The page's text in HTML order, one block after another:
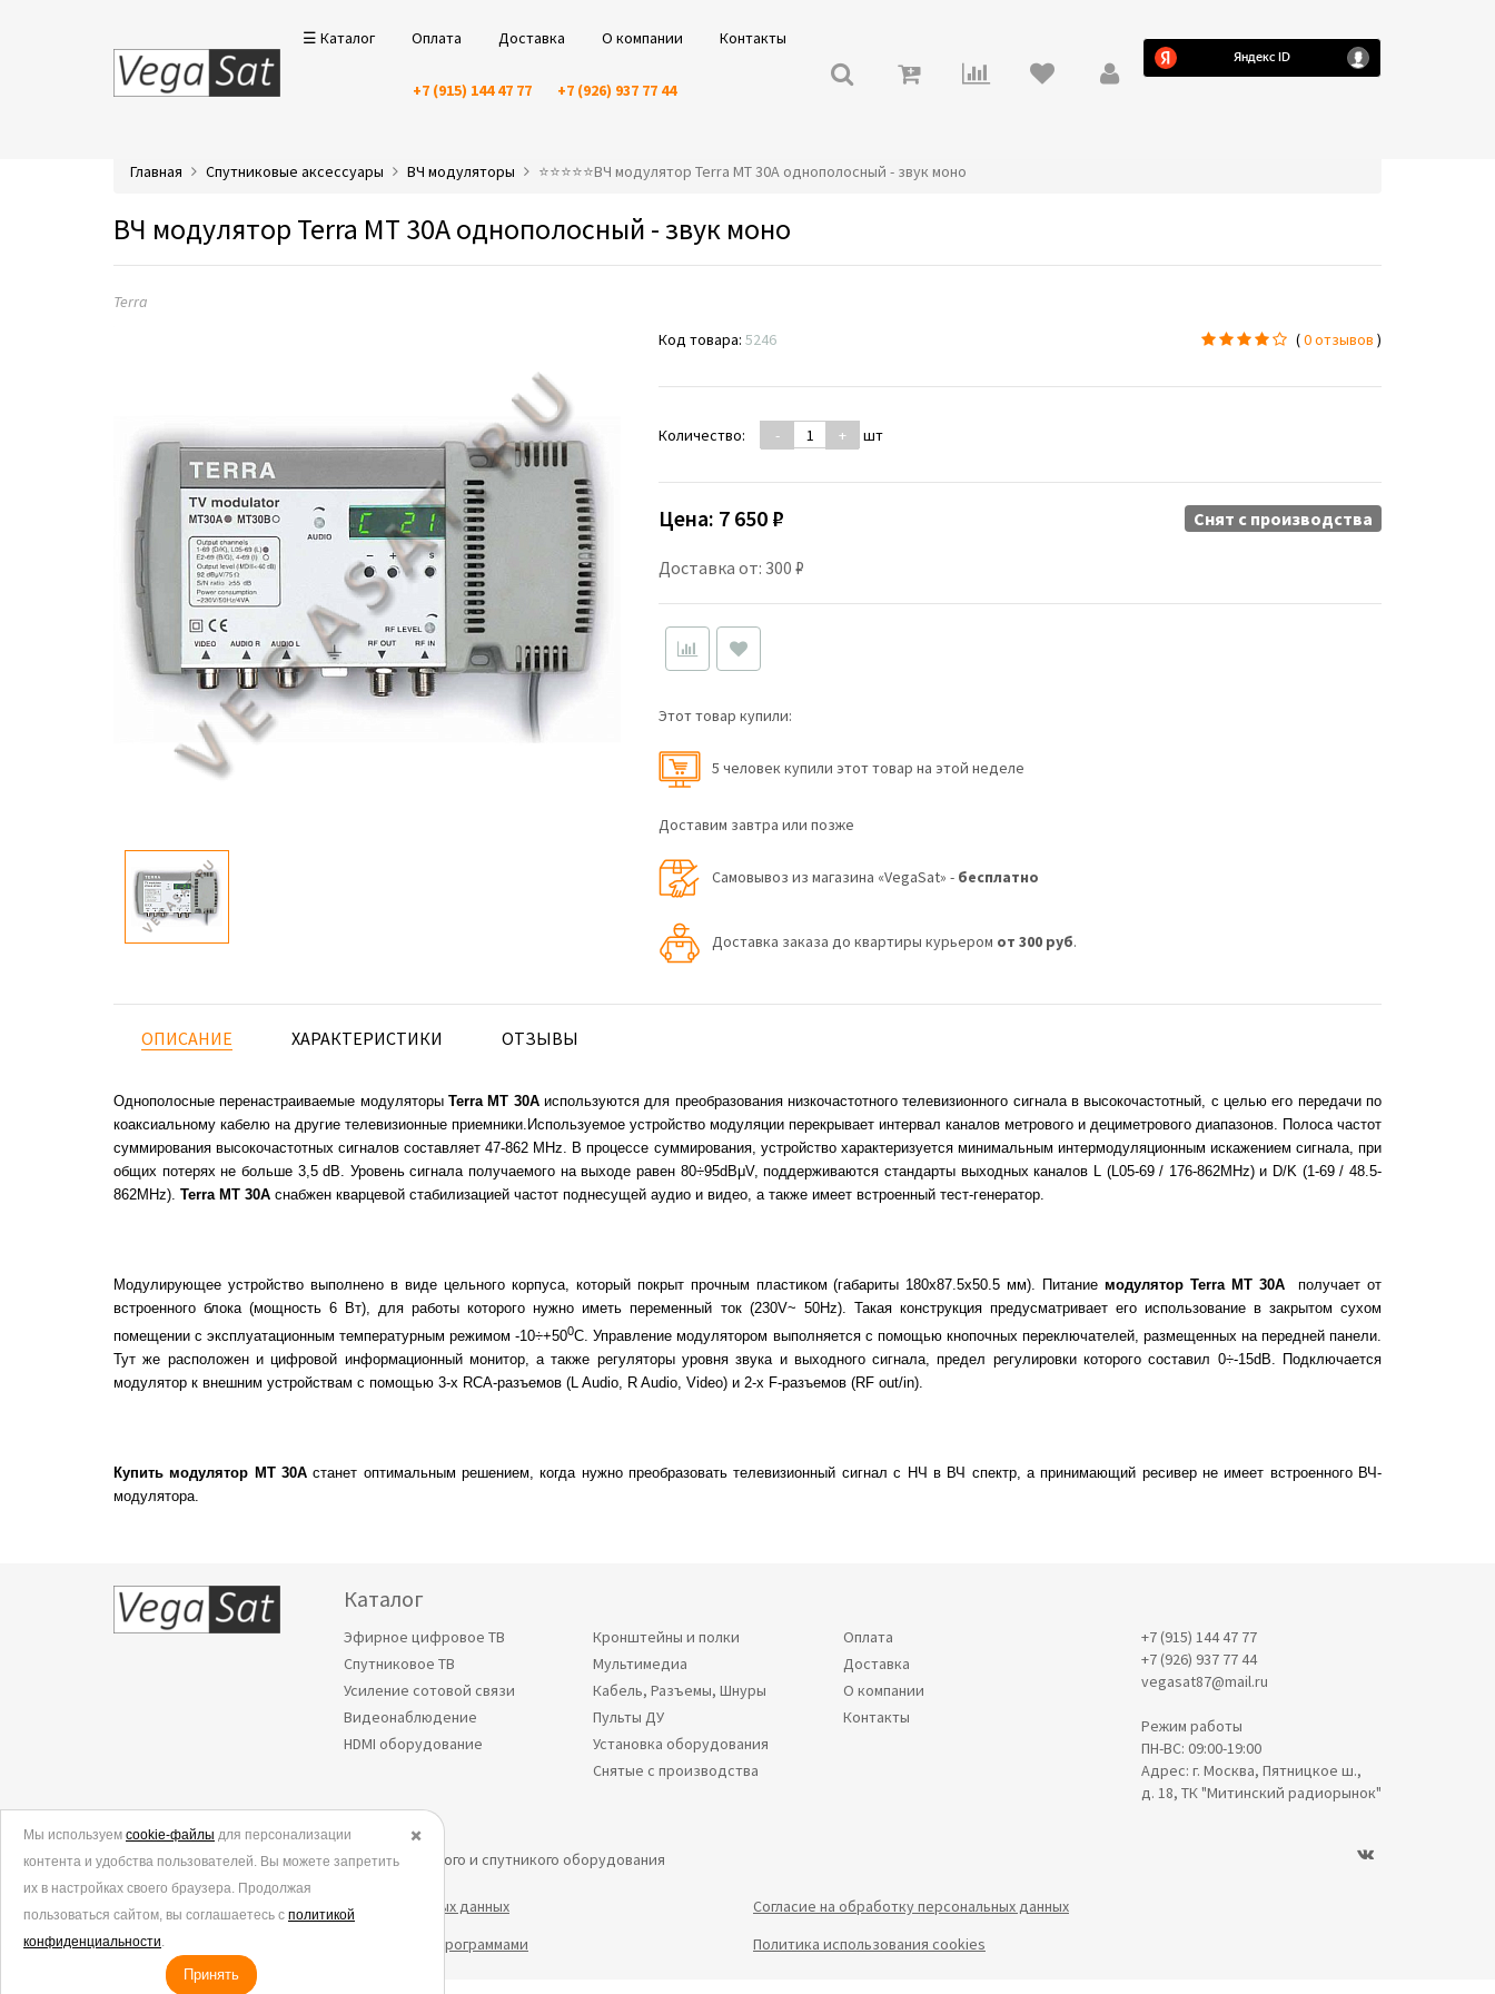
☰ Каталог Оплата Доставка О компании Контакты
+7 (915) 144 47 77 +7 (926) 937 77 44
Главная Спутниковые аксессуары ВЧ модуляторы ⭐️⭐️⭐️⭐️⭐️ВЧ модулятор Terra MT 30A однополосный - звук моно
ВЧ модулятор Terra MT 30A однополосный - звук моно
Terra
Код товара:5246 (0 отзывов )
Количество: - + шт
Цена: 7 650 ₽
Доставка от: 300 ₽
Снят c производства
Этот товар купили:
5 человек купили этот товар на этой неделе
Доставим завтра или позже
Самовывоз из магазина «VegaSat» - бесплатно
Доставка заказа до квартиры курьером от 300 руб.
ОПИСАНИЕ ХАРАКТЕРИСТИКИ ОТЗЫВЫ
Однополосные перенастраиваемые модуляторыTerra MT 30Аиспользуются для преобразования низкочастотного телевизионного сигнала в высокочастотный, с целью его передачи по
коаксиальному кабелю на другие телевизионные приемники.Используемое устройство модуляции перекрывает интервал каналов метрового и дециметрового диапазонов. Полоса частот
суммирования высокочастотных сигналов составляет 47-862 MHz. В процессе суммирования, устройство характеризуется минимальным интермодуляционным искажением сигнала, при
общих потерях не больше 3,5 dB. Уровень сигнала получаемого на выходе равен 80÷95dBμV, поддерживаются стандарты выходных каналов L (L05-69 / 176-862MHz) и D/K (1-69 / 48.5-
862MHz). Terra MT 30А снабжен кварцевой стабилизацией частот поднесущей аудио и видео, а также имеет встроенный тест-генератор.
Модулирующее устройство выполнено в виде цельного корпуса, который покрыт прочным пластиком (габариты 180x87.5x50.5 мм). Питаниемодулятор Terra MT 30А получает от
встроенного блока (мощность 6 Вт), для работы которого нужно иметь переменный ток (230V~ 50Hz). Такая конструкция предусматривает его использование в закрытом сухом
помещении с эксплуатационным температурным режимом -10÷+500С. Управление модулятором выполняется с помощью кнопочных переключателей, размещенных на передней панели.
Тут же расположен и цифровой информационный монитор, а также регуляторы уровня звука и выходного сигнала, предел регулировки которого составил 0÷-15dB. Подключается
модулятор к внешним устройствам с помощью 3-х RCA-разъемов (L Audio, R Audio, Video) и 2-х F-разъемов (RF out/in).
Купить модулятор MT 30А станет оптимальным решением, когда нужно преобразовать телевизионный сигнал с НЧ в ВЧ спектр, а принимающий ресивер не имеет встроенного ВЧ-
модулятора.
Каталог
Эфирное цифровое ТВ
Спутниковое ТВ
Усиление сотовой связи
Видеонаблюдение
HDMI оборудование
Кронштейны и полки
Мультимедиа
Кабель, Разъемы, Шнуры
Пульты ДУ
Установка оборудования
Снятые с производства
Оплата
Доставка
О компании
Контакты
+7 (915) 144 47 77
+7 (926) 937 77 44
vegasat87@mail.ru
Режим работы
ПН-ВС: 09:00-19:00
Адрес: г. Москва, Пятницкое ш.,
д. 18, ТК "Митинский радиорынок"
© 2006-2026.
Все права защищены. Интернет-магазин эфирного и спутникого оборудования
Политика в отношении обработки персональных данных
Согласие на обработку персональных данных
Согласие на обработку данных метрическими программами
Политика использования cookies
✖️
Мы используем cookie-файлы для персонализации
контента и удобства пользователей. Вы можете запретить
их в настройках своего браузера. Продолжая
пользоваться сайтом, вы соглашаетесь с политикой
конфиденциальности.
Принять